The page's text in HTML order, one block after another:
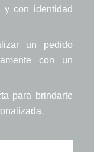
y con identidad
un pedido
con un
para brindarte